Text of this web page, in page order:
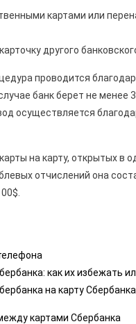
картами или
другого
проводится
банк берет не менее
осуществляется
на карту, открытых в
отчислений она
как их избежать
на карту Сбербанка
картами Сбербанка